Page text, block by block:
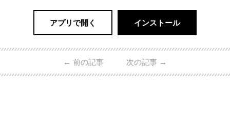
アプリで開く インストール
← 前の記事 次の記事 →